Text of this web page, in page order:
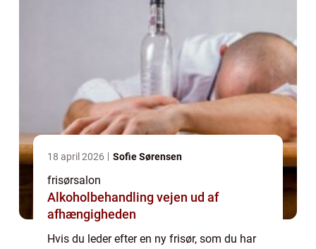
18 april 2026 Sofie Sørensen
frisørsalon
Alkoholbehandling vejen ud af
afhængigheden
Hvis du leder efter en ny frisør, som du har